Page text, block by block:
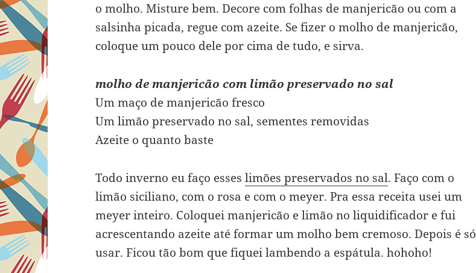
o molho. Misture bem. Decore com folhas de manjericão ou com a
salsinha picada, regue com azeite. Se fizer o molho de manjericão,
coloque um pouco dele por cima de tudo, e sirva.
molho de manjericão com limão preservado no sal
Um maço de manjericão fresco
Um limão preservado no sal, sementes removidas
Azeite o quanto baste
Todo inverno eu faço esseslimões preservados no sal. Faço com o
limão siciliano, com o rosa e com o meyer. Pra essa receita usei um
meyer inteiro. Coloquei manjericão e limão no liquidificador e fui
acrescentando azeite até formar um molho bem cremoso. Depois é só
usar. Ficou tão bom que fiquei lambendo a espátula. hohoho!